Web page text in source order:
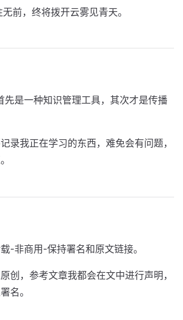
前，终将拨开云雾见青天。
先是一种知识管理工具，其次才是传播
录我正在学习的东西，难免会有问题，
-非商用-保持署名和原文链接。
创，参考文章我都会在文中进行声明，
名。